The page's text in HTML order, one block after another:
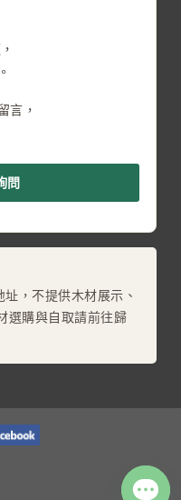
言，
問
，不提供木材展示、
選購與自取請前往歸